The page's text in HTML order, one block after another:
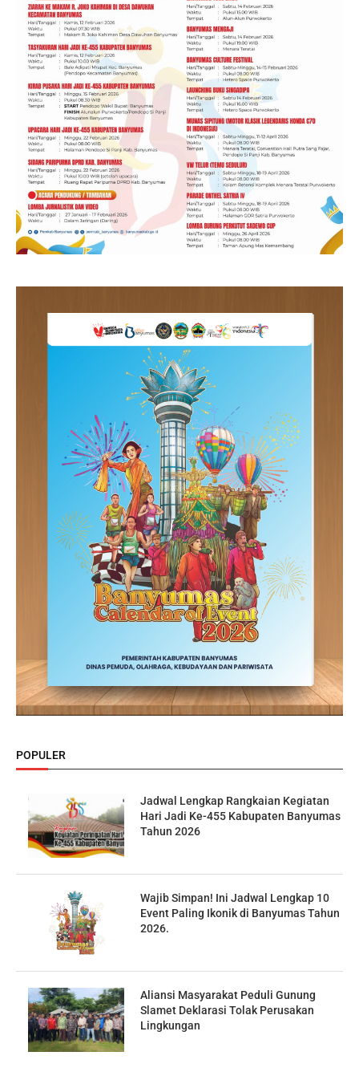
POPULER
Jadwal Lengkap Rangkaian Kegiatan
Hari Jadi Ke-455 Kabupaten Banyumas
Tahun 2026
Wajib Simpan! Ini Jadwal Lengkap 10
Event Paling Ikonik di Banyumas Tahun
2026.
Aliansi Masyarakat Peduli Gunung
Slamet Deklarasi Tolak Perusakan
Lingkungan